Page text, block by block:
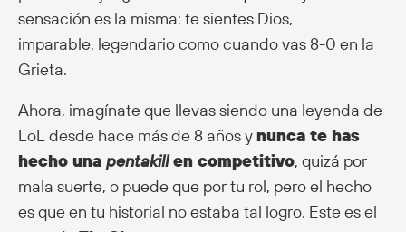
sensación es la misma: te sientes Dios,
imparable, legendario como cuando vas 8-0 en la
Grieta.
Ahora, imagínate que llevas siendo una leyenda de
LoL desde hace más de 8 años ynunca te has
hecho una pentakillen competitivo, quizá por
mala suerte, o puede que por tu rol, pero el hecho
es que en tu historial no estaba tal logro. Este es el